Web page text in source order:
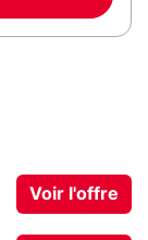
Voir l'offre